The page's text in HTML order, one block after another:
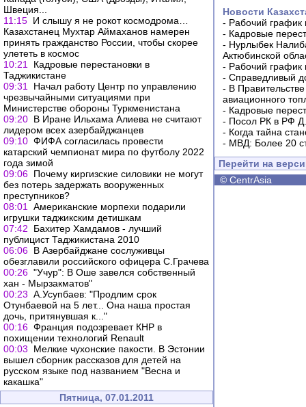
Швеция...
11:15 И слышу я не рокот космодрома…
Казахстанец Мухтар Аймаханов намерен
принять гражданство России, чтобы скорее
улететь в космос
10:21
Кадровые перестановки в
Таджикистане
09:31
Начал работу Центр по управлению
чрезвычайными ситуациями при
Министерстве обороны Туркменистана
09:20 В Иране Ильхама Алиева не считают
лидером всех азербайджанцев
09:10 ФИФА согласилась провести
катарский чемпионат мира по футболу 2022
года зимой
09:06 Почему киргизские силовики не могут
без потерь задержать вооруженных
преступников?
08:01
Американские морпехи подарили
игрушки таджикским детишкам
07:42
Бахитер Хамдамов - лучший
публицист Таджикистана 2010
06:06 В Азербайджане сослуживцы
обезглавили российского офицера С.Грачева
00:26 "Учур": В Оше завелся собственный
хан - Мырзакматов"
00:23 А.Усупбаев: "Продлим срок
Отунбаевой на 5 лет... Она наша простая
дочь, притянувшая к..."
00:16 Франция подозревает КНР в
похищении технологий Renault
00:03
Мелкие чухонские пакости. В Эстонии
вышел сборник рассказов для детей на
русском языке под названием "Весна и
какашка"
Пятница, 07.01.2011
Новости
- Рабочий график
- Кадровые
- Нурлыбек
Актюбинской
- Рабочий график
- Справедливый
- В
авиационного
- Кадровые
- Посол РК в РФ
- Когда тайна
- МВД: Более 20
Перейти на
© CentrAsia